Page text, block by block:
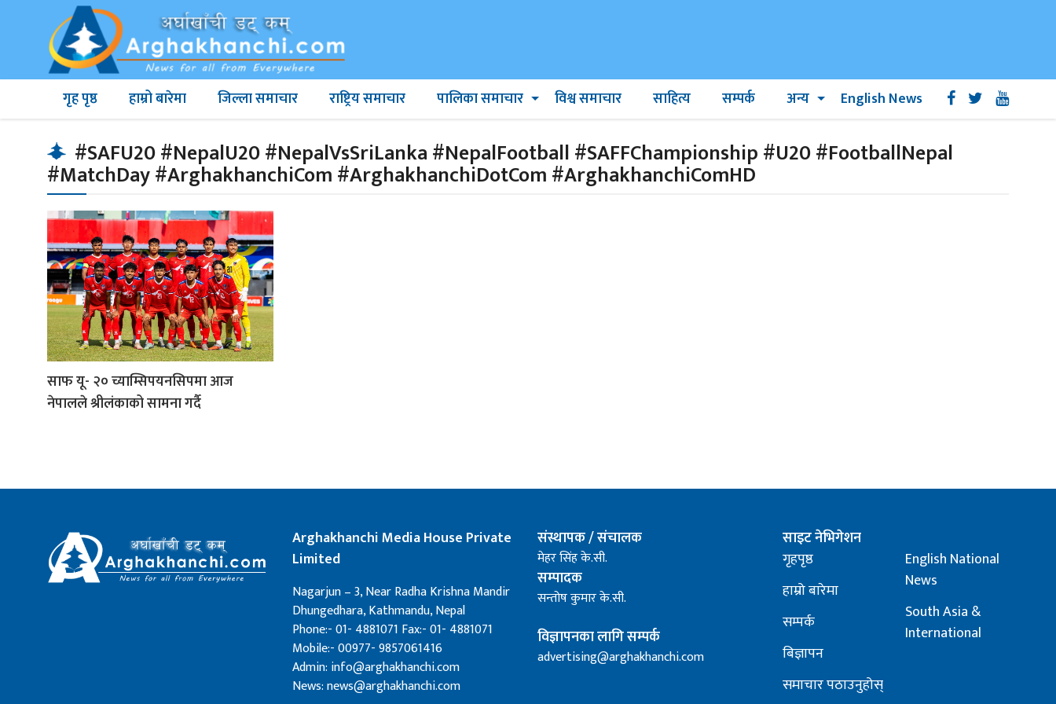
गृह पृष्ठ हाम्रो बारेमा जिल्ला समाचार राष्ट्रिय समाचार पालिका समाचार विश्व समाचार साहित्य सम्पर्क अन्य English News
#SAFU20 #NepalU20 #NepalVsSriLanka #NepalFootball #SAFFChampionship #U20 #FootballNepal
#MatchDay #ArghakhanchiCom #ArghakhanchiDotCom #ArghakhanchiComHD
साफ यू- २० च्याम्सिपयनसिपमा आज
नेपालले श्रीलंकाको सामना गर्दै
Arghakhanchi Media House Private
Limited
Nagarjun – 3, Near Radha Krishna Mandir
Dhungedhara, Kathmandu, Nepal
Phone:- 01- 4881071 Fax:- 01- 4881071
Mobile:- 00977- 9857061416
Admin: info@arghakhanchi.com
News: news@arghakhanchi.com
संस्थापक / संचालक
मेहर सिंह के.सी.
सम्पादक
सन्तोष कुमार के.सी.
विज्ञापनका लागि सम्पर्क
advertising@arghakhanchi.com
साइट नेभिगेशन
गृहपृष्ठ
हाम्रो बारेमा
सम्पर्क
बिज्ञापन
समाचार पठाउनुहोस्
English National
News
South Asia &
International